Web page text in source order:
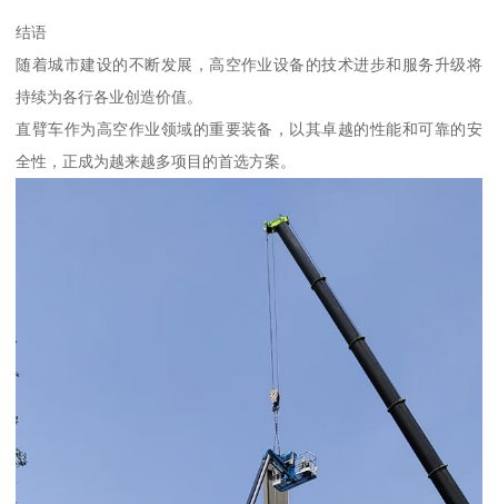
结语
随着城市建设的不断发展，高空作业设备的技术进步和服务升级将
持续为各行各业创造价值。
直臂车作为高空作业领域的重要装备，以其卓越的性能和可靠的安
全性，正成为越来越多项目的首选方案。